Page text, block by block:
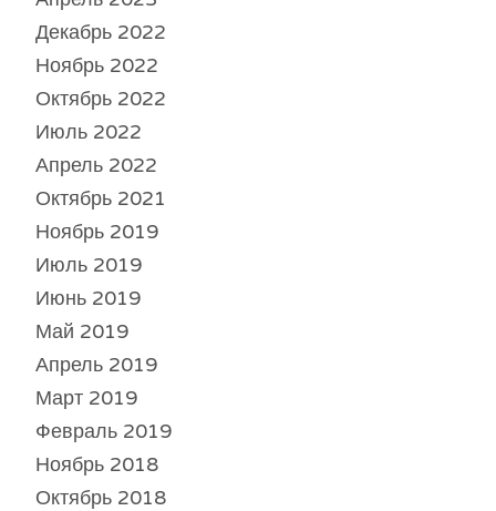
Декабрь 2022
Ноябрь 2022
Октябрь 2022
Июль 2022
Апрель 2022
Октябрь 2021
Ноябрь 2019
Июль 2019
Июнь 2019
Май 2019
Апрель 2019
Март 2019
Февраль 2019
Ноябрь 2018
Октябрь 2018